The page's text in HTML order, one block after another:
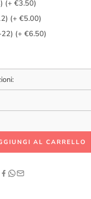
(+ €3.50)
(+ €5.00)
(+ €6.50)
AL CARRELLO